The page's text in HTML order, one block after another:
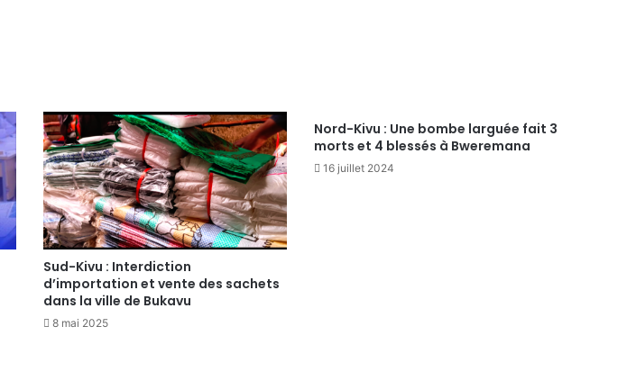
Sud-Kivu : Interdiction
d’importation et vente des sachets
dans la ville de Bukavu
8 mai 2025
Nord-Kivu : Une bombe larguée fait 3
morts et 4 blessés à Bweremana
16 juillet 2024